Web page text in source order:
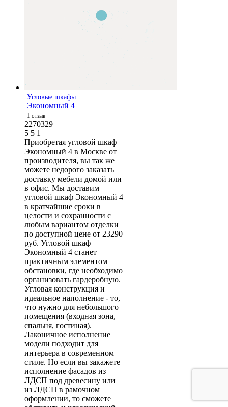
Угловые шкафы
Экономный 4
1 отзыв
2270329
5 5 1
Приобретая угловой шкаф
Экономный 4 в Москве от
производителя, вы так же
можете недорого заказать
доставку мебели домой или
в офис. Мы доставим
угловой шкаф Экономный 4
в кратчайшие сроки в
целости и сохранности с
любым вариантом отделки
по доступной цене от 23290
руб. Угловой шкаф
Экономный 4 станет
практичным элементом
обстановки, где необходимо
организовать гардеробную.
Угловая конструкция и
идеальное наполнение - то,
что нужно для небольшого
помещения (входная зона,
спальня, гостиная).
Лаконичное исполнение
модели подходит для
интерьера в современном
стиле. Но если вы закажете
исполнение фасадов из
ЛДСП под древесину или
из ЛДСП в рамочном
оформлении, то сможете